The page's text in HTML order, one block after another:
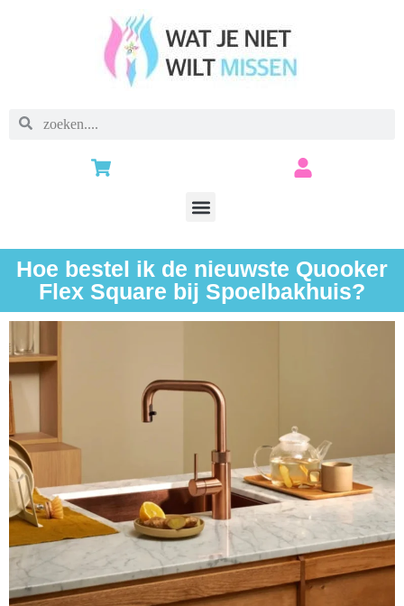
Hoe bestel ik de nieuwste Quooker
Flex Square bij Spoelbakhuis?